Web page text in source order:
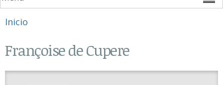
Se encuentra usted aquí
Inicio
Françoise de Cupere